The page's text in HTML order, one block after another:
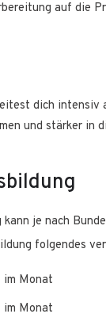
auf die
dich intensiv
und stärker in
je nach
folgendes
im Monat
im Monat